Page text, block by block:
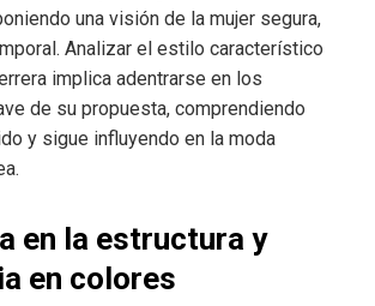
una visión de la mujer segura,
Analizar el estilo característico
implica adentrarse en los
de su propuesta, comprendiendo
y sigue influyendo en la moda
en la estructura y
en colores